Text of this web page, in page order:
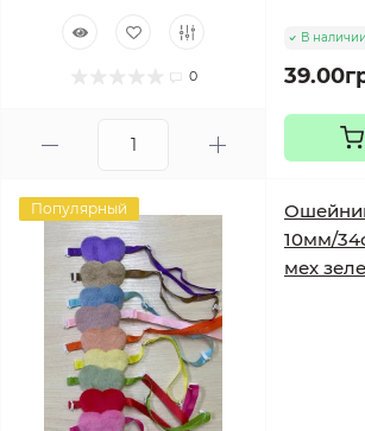
0
В наличии
Популярный
10мм/
мех